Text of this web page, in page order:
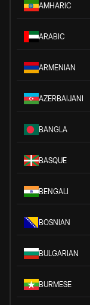
AMHARIC
ARABIC
ARMENIAN
AZERBAIJANI
BANGLA
BASQUE
BENGALI
BOSNIAN
BULGARIAN
BURMESE